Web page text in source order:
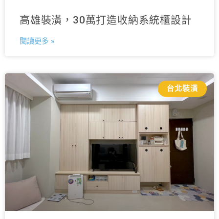
高雄裝潢，30萬打造收納系統櫃設計
閱讀更多 »
台北裝潢